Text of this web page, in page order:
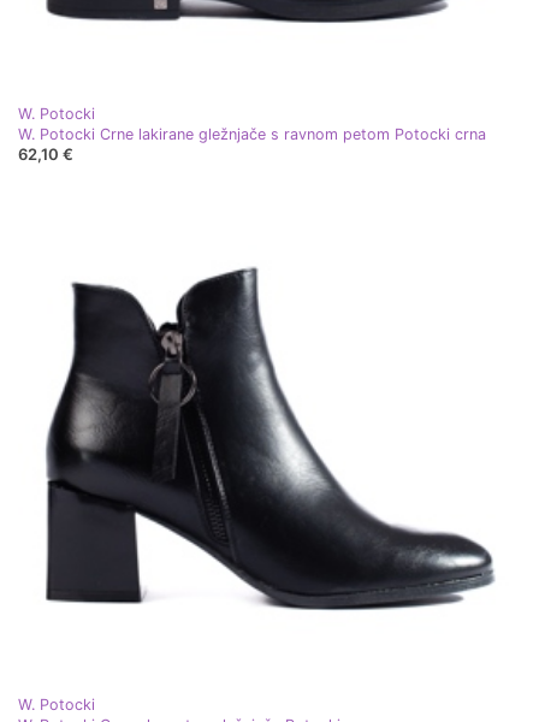
W. Potocki
W. Potocki Crne lakirane gležnjače s ravnom petom Potocki crna
62,10 €
W. Potocki